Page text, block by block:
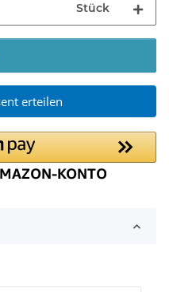
Stück
erteilen